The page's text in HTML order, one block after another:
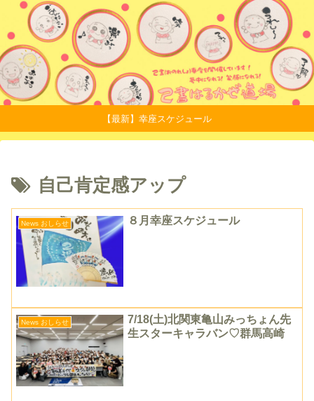
【最新】幸座スケジュール
自己肯定感アップ
News おしらせ ８月幸座スケジュール
News おしらせ
7/18(土)北関東亀山みっちょん先
生スターキャラバン♡群馬高崎